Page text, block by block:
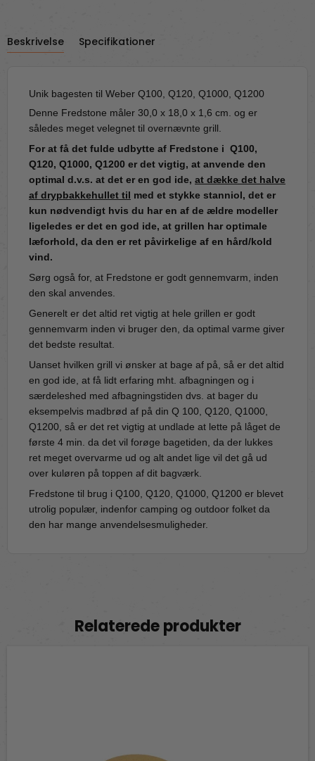
Beskrivelse Specifikationer
Unik bagesten til Weber Q100, Q120, Q1000, Q1200
Denne Fredstone måler 30,0 x 18,0 x 1,6 cm. og er
således meget velegnet til overnævnte grill.
For at få det fulde udbytte af Fredstone i Q100,
Q120, Q1000, Q1200 er det vigtig, at anvende den
optimal d.v.s. at det er en god ide, at dække det halve
af drypbakkehullet til med et stykke stanniol, det er
kun nødvendigt hvis du har en af de ældre modeller
ligeledes er det en god ide, at grillen har optimale
læforhold, da den er ret påvirkelige af en hård/kold
vind.
Sørg også for, at Fredstone er godt gennemvarm, inden
den skal anvendes.
Generelt er det altid ret vigtig at hele grillen er godt
gennemvarm inden vi bruger den, da optimal varme giver
det bedste resultat.
Uanset hvilken grill vi ønsker at bage af på, så er det altid
en god ide, at få lidt erfaring mht. afbagningen og i
særdeleshed med afbagningstiden dvs. at bager du
eksempelvis madbrød af på din Q 100, Q120, Q1000,
Q1200, så er det ret vigtig at undlade at lette på låget de
første 4 min. da det vil forøge bagetiden, da der lukkes
ret meget overvarme ud og alt andet lige vil det gå ud
over kuløren på toppen af dit bagværk.
Fredstone til brug i Q100, Q120, Q1000, Q1200 er blevet
utrolig populær, indenfor camping og outdoor folket da
den har mange anvendelsesmuligheder.
Relaterede produkter